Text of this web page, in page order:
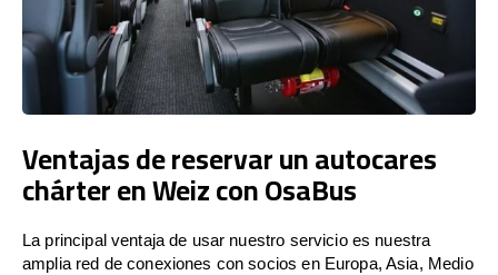
Ventajas de reservar un autocares
chárter en Weiz con OsaBus
La principal ventaja de usar nuestro servicio es nuestra
amplia red de conexiones con socios en Europa, Asia, Medio